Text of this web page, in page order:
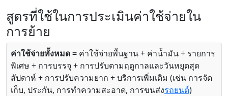
สูตรที่ใช้ในการประเมินค่าใช้จ่ายใน
การย้าย
ค่าใช้จ่ายทั้งหมด = ค่าใช้จ่ายพื้นฐาน + ค่าน้ำมัน + รายการ
พิเศษ + การบรรจุ + การปรับตามฤดูกาลและวันหยุดสุด
สัปดาห์ + การปรับความยาก + บริการเพิ่มเติม (เช่น การจัด
เก็บ, ประกัน, การทำความสะอาด, การขนส่งรถยนต์)